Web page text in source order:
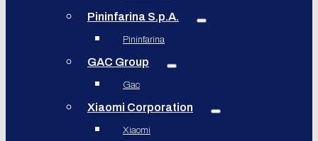
Pininfarina S.p.A.
Pininfarina
GAC Group
Gac
Xiaomi Corporation
Xiaomi